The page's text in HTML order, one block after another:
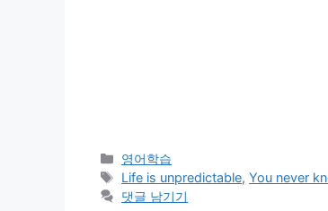
카
테
고
영어학습
태
그
Life is unpredictable,You never
댓글 남기기